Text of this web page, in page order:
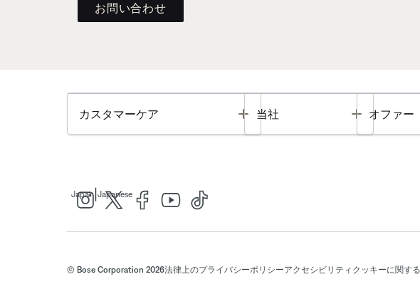
お問い合わせ
カスタマーケア Toggle
当社 Toggle
オファー
Japan Japanese
© Bose Corporation 2026法律上のプライバシーポリシーアクセシビリティ クッキーに関す